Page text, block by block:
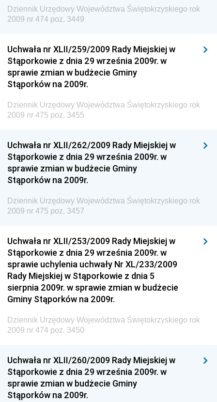
Dziennik Urzędowy Ministra Środowiska i Głównego
Inspektora Ochrony Środowiska
Dziennik Urzędowy Ministerstwa Kultury, Dziedzictwa
Narodowego i Sportu
Dziennik Urzędowy Ministra Finansów, Funduszy i
Dziennik Urzędowy Ministra Rozwoju, Pracy i
Dziennik Urzędowy Ministra Kultury, Dziedzictwa
Narodowego i Sportu
Dziennik Urzędowy Ministra Rodziny i Polityki
Społecznej
Dziennik Urzędowy Komendy Głównej Straży
Granicznej
Drogowego
Dziennik Urzędowy Narodowego Banku Polskiego
Dziennik Urzędowy Komendy Głównej Policji
Dziennik Urzędowy Ministra Pracy i Polityki
Społecznej
Dziennik Urzędowy Ministra Transportu, Budownictwa
i Gospodarki Morskiej
Dziennik Urzędowy Ministra Spraw Zagranicznych
Dziennik Urzędowy Centralnego Biura
Antykorupcyjnego
Dziennik Urzędowy Województwa Świętokrzyskiego rok
2009 nr 474 poz. 3449
Uchwała nr XLII/259/2009 Rady Miejskiej w
Stąporkowie z dnia 29 września 2009r. w
sprawie zmian w budżecie Gminy
Stąporków na 2009r.
Dziennik Urzędowy Województwa Świętokrzyskiego rok
2009 nr 475 poz. 3455
Uchwała nr XLII/262/2009 Rady Miejskiej w
Stąporkowie z dnia 29 września 2009r. w
sprawie zmian w budżecie Gminy
Stąporków na 2009r.
Dziennik Urzędowy Województwa Świętokrzyskiego rok
2009 nr 475 poz. 3457
Uchwała nr XLII/253/2009 Rady Miejskiej w
Stąporkowie z dnia 29 września 2009r. w
sprawie uchylenia uchwały Nr XL/233/2009
Rady Miejskiej w Stąporkowie z dnia 5
sierpnia 2009r. w sprawie zmian w budżecie
Gminy Stąporków na 2009r.
Dziennik Urzędowy Województwa Świętokrzyskiego rok
2009 nr 474 poz. 3450
Uchwała nr XLII/260/2009 Rady Miejskiej w
Stąporkowie z dnia 29 września 2009r. w
sprawie zmian w budżecie Gminy
Stąporków na 2009r.